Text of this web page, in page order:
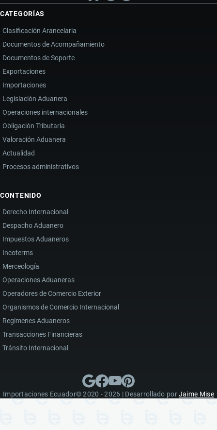
CATEGORÍAS
Clasificación Arancelaria
Documentos de Acompañamiento
Documentos de Soporte
Exportaciones
Importaciones
Legislación Aduanera
Operaciones internacionales
Obligación Tributaria
Valoración Aduanera
Actualidad
Procesos administrativos
CONTENIDO
Derecho Internacional
Despacho Aduanero
Impuestos Aduaneros
Incoterms
Merceología
Operaciones Aduaneras
Operadores de Comercio Exterior
Organismos de Comercio Internacional
Regímenes Aduaneros
Transacciones Financieras
Tránsito Internacional
Importaciones Ecuador© 2020 - 2026 | Desarrollado porJaime Mise